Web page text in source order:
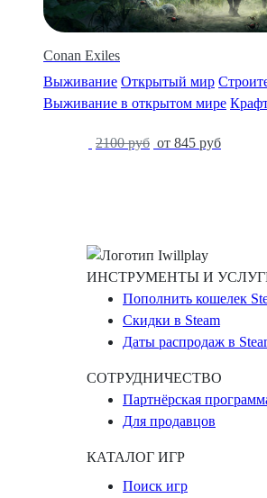
Conan Exiles
Выживание Открытый мир
Выживание в открытом мире
2100 руб от 845 руб
ИНСТРУМЕНТЫ И
Пополнить кошелек
Скидки в Steam
Даты распродаж в
СОТРУДНИЧЕСТВО
Партнёрская
Для продавцов
КАТАЛОГ ИГР
Поиск игр